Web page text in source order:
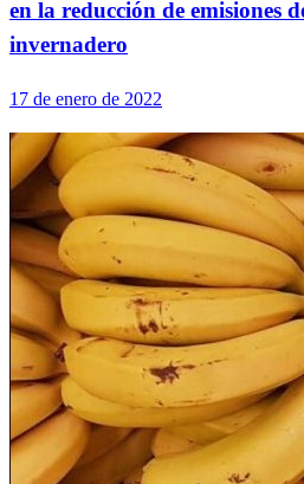
en la reducción de emisiones
invernadero
17 de enero de 2022